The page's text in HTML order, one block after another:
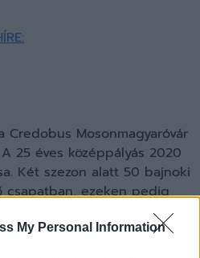
My Personal Information
Credobus Mosonmagyaróvár
25 éves középpályás 2020
Két szezon alatt 50 bajnoki
csapatban, ezeken pedig
éremkollekciója egy
gazdagodott